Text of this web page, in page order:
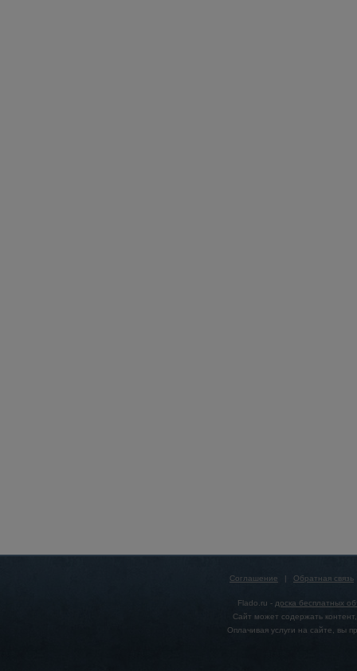
Соглашение | Обратная связь
Flado.ru - доска бесплатных
Сайт может содержать
Оплачивая услуги на сайте, вы